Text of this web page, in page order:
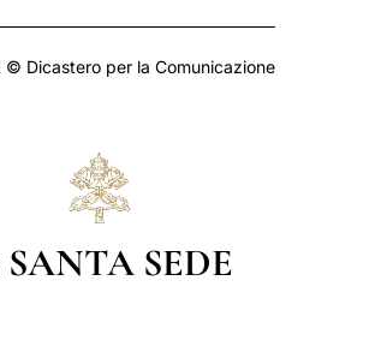
© Dicastero per la Comunicazione
SANTA SEDE